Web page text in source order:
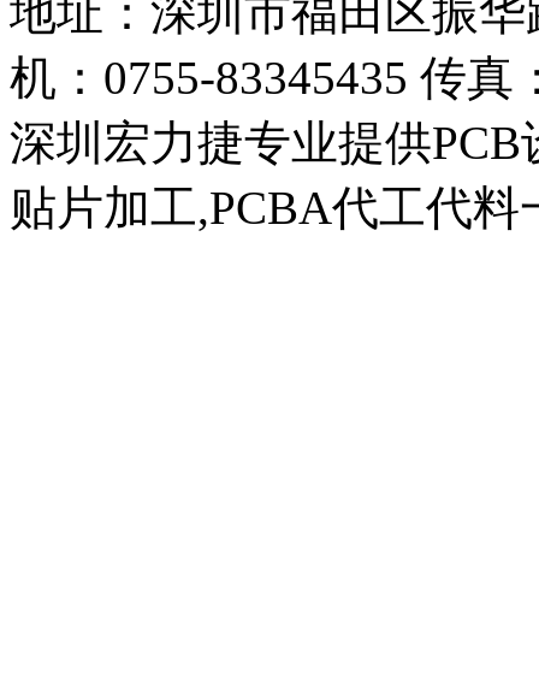
地址：深圳市福田区振
机：0755-83345435 传真
深圳宏力捷专业提供
贴片加工,PCBA代工代料